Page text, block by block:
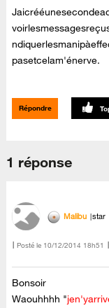
pasetcelam'énerve.
Répondre
1 réponse
Malibu star
Posté le ‎10/12/2014 18h51
Bonsoir
Waouhhhh "